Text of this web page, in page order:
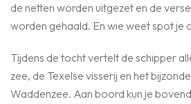
de netten worden uitgezet en de
worden gehaald. En wie weet spot je
Tijdens de tocht vertelt de schipper
zee, de Texelse visserij en het
Waddenzee. Aan boord kun je